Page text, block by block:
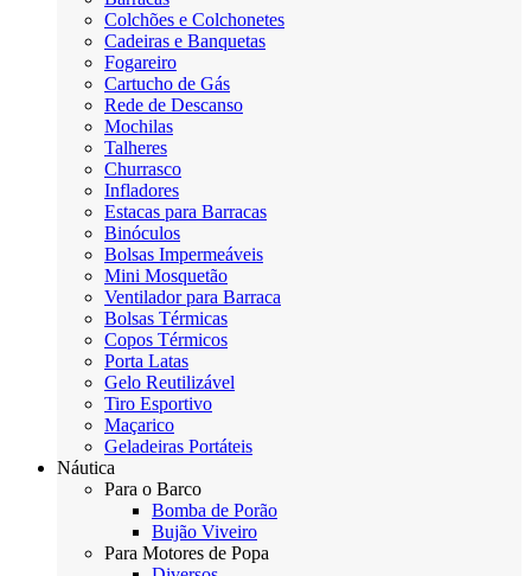
Colchões e Colchonetes
Cadeiras e Banquetas
Fogareiro
Cartucho de Gás
Rede de Descanso
Mochilas
Talheres
Churrasco
Infladores
Estacas para Barracas
Binóculos
Bolsas Impermeáveis
Mini Mosquetão
Ventilador para Barraca
Bolsas Térmicas
Copos Térmicos
Porta Latas
Gelo Reutilizável
Tiro Esportivo
Maçarico
Geladeiras Portáteis
Náutica
Para o Barco
Bomba de Porão
Bujão Viveiro
Para Motores de Popa